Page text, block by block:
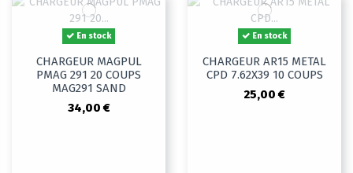
En stock
CHARGEUR MAGPUL
PMAG 291 20 COUPS
MAG291 SAND
34,00 €
En stock
CHARGEUR AR15 METAL
CPD 7.62X39 10 COUPS
25,00 €